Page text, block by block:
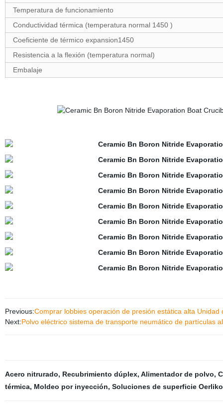
Temperatura de funcionamiento
Conductividad térmica (temperatura normal 1450 )
Coeficiente de térmico expansion1450
Resistencia a la flexión (temperatura normal)
Embalaje
Previous:Comprar lobbies operación de presión estática alta
Next:Polvo eléctrico sistema de transporte neumático de partículas
Acero nitrurado, Recubrimiento dúplex, Alimentador de polvo,
térmica, Moldeo por inyección, Soluciones de superficie